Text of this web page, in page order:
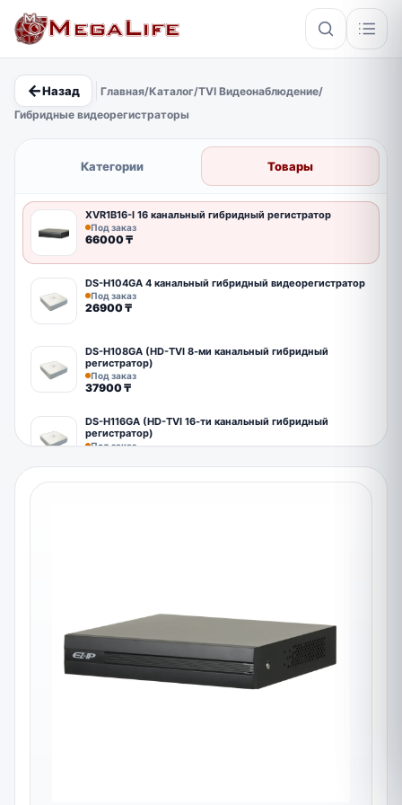
×
←Назад Главная/Каталог/TVI Видеонаблюдение/
Гибридные видеорегистраторы
Категории Товары
XVR1B16-I 16 канальный гибридный регистратор
Под заказ
66000₸
DS-H104GA 4 канальный гибридный видеорегистратор
Под заказ
26900₸
DS-H108GA (HD-TVI 8-ми канальный гибридный
регистратор)
Под заказ
37900₸
DS-H116GA (HD-TVI 16-ти канальный гибридный
регистратор)
Под заказ
DS-H204QA HD-TVI HiWatch видеорегистратор
36900₸